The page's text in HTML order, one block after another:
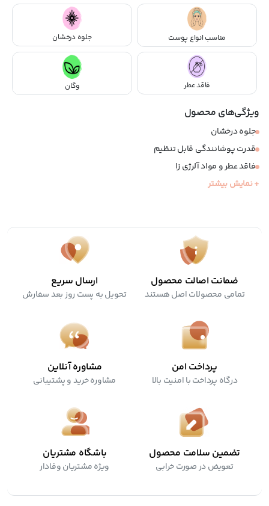
مناسب انواع پوست جلوه درخشان
فاقد عطر وگان
ویژگی‌های محصول
جلوه درخشان
قدرت پوشانندگی قابل تنظیم
فاقد عطر و مواد آلرژی زا
مناسب انواع پوست، به خصوص پوست های حساس
+ نمایش بیشتر
ضمانت اصالت محصول
تمامی محصولات اصل هستند
ارسال سریع
تحویل به پست روز بعد سفارش
پرداخت امن
درگاه پرداخت با امنیت بالا
مشاوره آنلاین
مشاوره خرید و پشتیبانی
تضمین سلامت محصول
تعویض در صورت خرابی
باشگاه مشتریان
ویژه مشتریان وفادار